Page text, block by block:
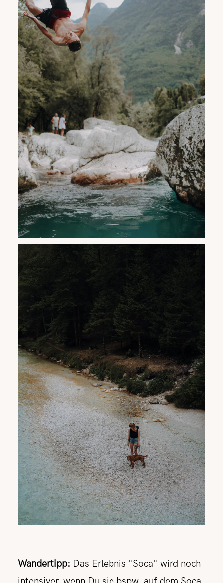
Wandertipp: Das Erlebnis "Soca" wird noch